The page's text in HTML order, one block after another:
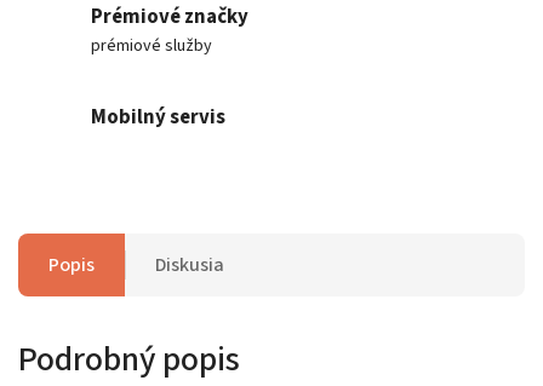
Prémiové značky
prémiové služby
Mobilný servis
Popis Diskusia
Podrobný popis